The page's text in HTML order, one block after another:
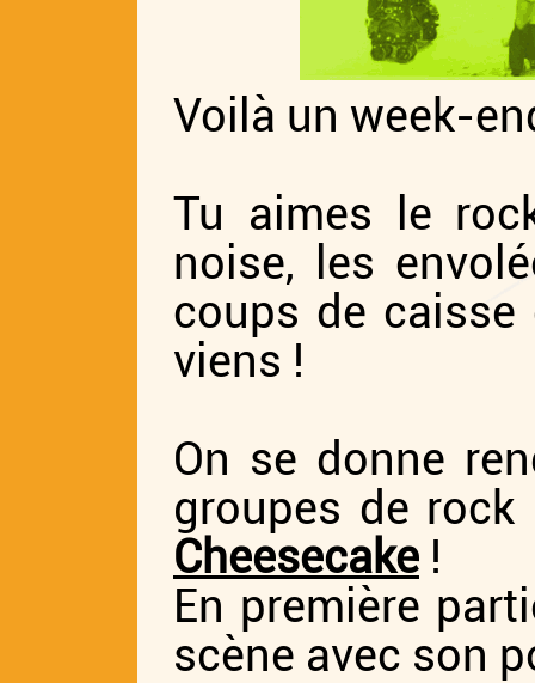
Voilà un week-
Tu aimes le
noise, les
coups de
viens !
On se donne
groupes de
Cheesecake !
En première
scène avec son